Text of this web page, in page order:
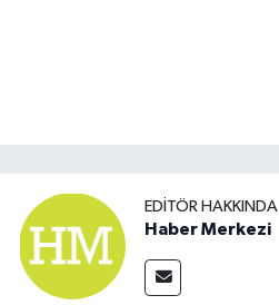
EDITÖR HAKKINDA
Haber Merkezi